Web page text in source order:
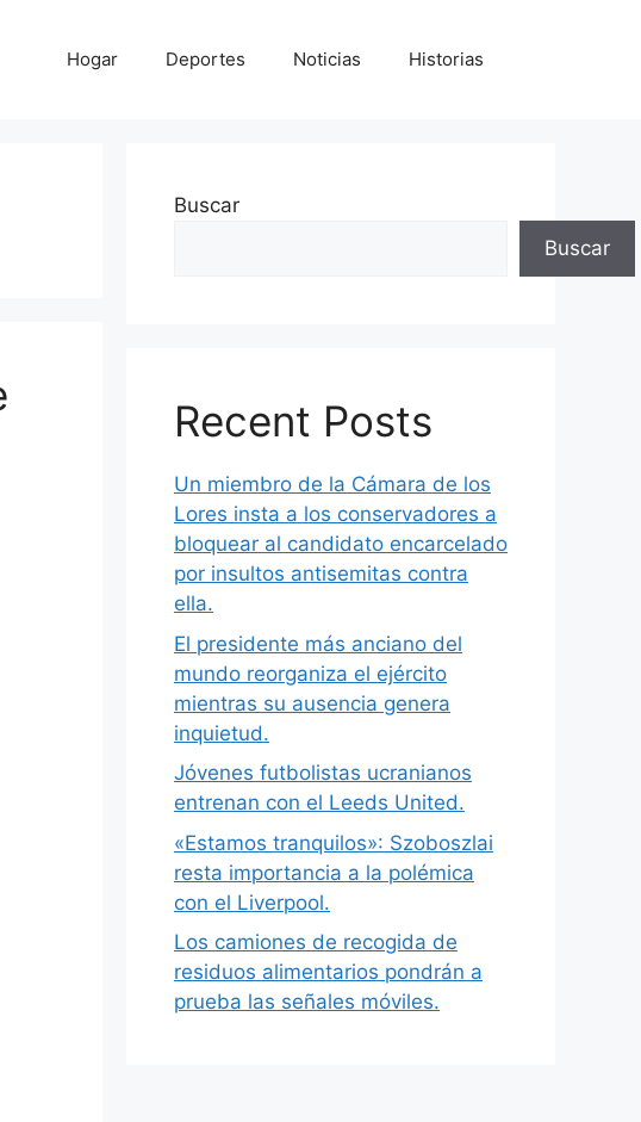
Hogar Deportes Noticias Historias
Buscar
Buscar
Recent Posts
Un miembro de la Cámara de los
Lores insta a los conservadores a
bloquear al candidato encarcelado
por insultos antisemitas contra
ella.
El presidente más anciano del
mundo reorganiza el ejército
mientras su ausencia genera
inquietud.
Jóvenes futbolistas ucranianos
entrenan con el Leeds United.
«Estamos tranquilos»: Szoboszlai
resta importancia a la polémica
con el Liverpool.
Los camiones de recogida de
residuos alimentarios pondrán a
prueba las señales móviles.